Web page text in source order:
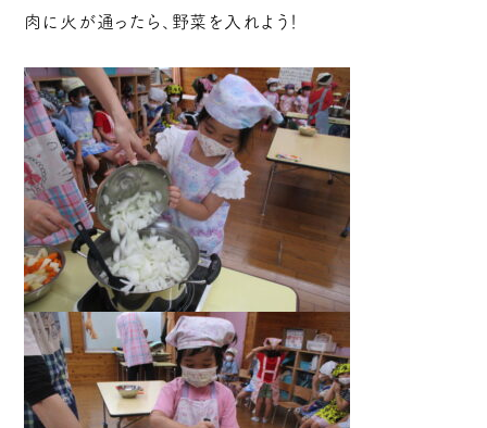
肉に火が通ったら、野菜を入れよう！